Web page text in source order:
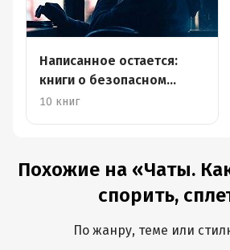
Написанное остается:
книги о безопасном
общении в интернете
10 книг
Похожие на «Чаты.
спорить,
По жанру, теме или